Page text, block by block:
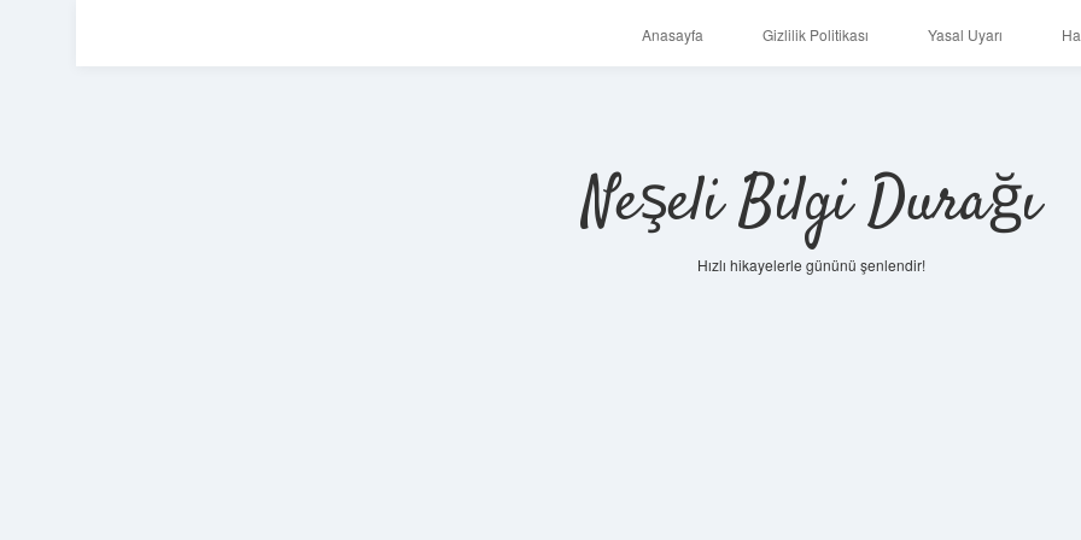
Anasayfa Gizlilik Politikası Yasal Uyarı
Neşeli Bilgi Durağı
Hızlı hikayelerle gününü şenlendir!